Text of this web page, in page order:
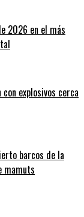
2026 en el más
explosivos cerca
barcos de la
mamuts